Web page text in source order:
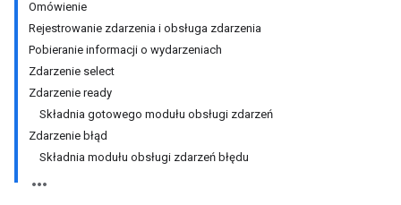
Omówienie
Rejestrowanie zdarzenia i obsługa zdarzenia
Pobieranie informacji o wydarzeniach
Zdarzenie select
Zdarzenie ready
Składnia gotowego modułu obsługi zdarzeń
Zdarzenie błąd
Składnia modułu obsługi zdarzeń błędu